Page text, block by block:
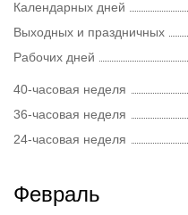
Календарных дней
Выходных и праздничных
Рабочих дней
40-часовая неделя
36-часовая неделя
24-часовая неделя
Февраль